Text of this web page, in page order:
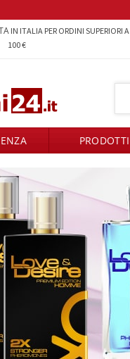
IN ITALIA PER ORDINI SUPERIORI A
100 €
PRODOTTI